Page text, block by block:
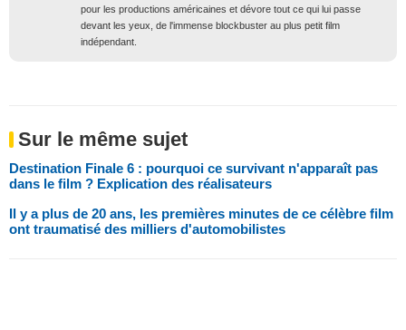
pour les productions américaines et dévore tout ce qui lui passe
devant les yeux, de l'immense blockbuster au plus petit film
indépendant.
Sur le même sujet
Destination Finale 6 : pourquoi ce survivant n'apparaît pas
dans le film ? Explication des réalisateurs
Il y a plus de 20 ans, les premières minutes de ce célèbre film
ont traumatisé des milliers d'automobilistes